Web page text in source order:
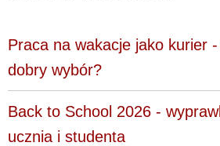
Praca na wakacje jako kurier
dobry wybór?
Back to School 2026 -
ucznia i studenta